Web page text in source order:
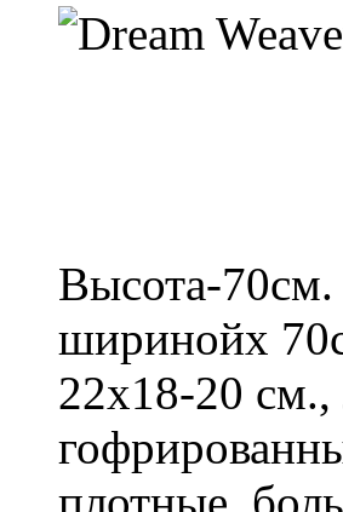
Высота-70см.
ширинойх
22х18-20 см.,